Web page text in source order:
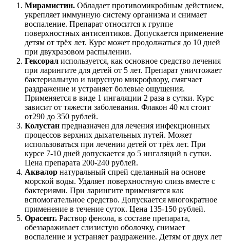
Мирамистин. Обладает противомикробным действием,
укрепляет иммунную систему организма и снимает
воспаление. Препарат относится к группе
поверхностных антисептиков. Допускается применение
детям от трёх лет. Курс может продолжаться до 10 дней
при двухразовом распылении.
Гексорал используется, как основное средство лечения
при ларингите для детей от 5 лет. Препарат уничтожает
бактериальную и вирусную микрофлору, смягчает
раздражение и устраняет болевые ощущения.
Применяется в виде 1 ингаляции 2 раза в сутки. Курс
зависит от тяжести заболевания. Флакон 40 мл стоит
от290 до 350 рублей.
Колустан предназначен для лечения инфекционных
процессов верхних дыхательных путей. Может
использоваться при лечении детей от трёх лет. При
курсе 7-10 дней допускается до 5 ингаляций в сутки.
Цена препарата 200-240 рублей.
Аквалор натуральный спрей сделанный на основе
морской воды. Удаляет поверхностную слизь вместе с
бактериями. При ларингите применяется как
вспомогательное средство. Допускается многократное
применение в течение суток. Цена 135-150 рублей.
Орасепт. Раствор фенола, в составе препарата,
обеззараживает слизистую оболочку, снимает
воспаление и устраняет раздражение. Детям от двух лет